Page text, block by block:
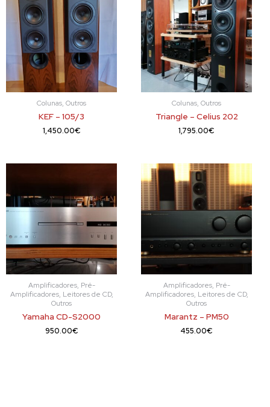
Colunas, Outros
KEF – 105/3
1,450.00€
Colunas, Outros
Triangle – Celius 202
1,795.00€
Amplificadores, Pré-
Amplificadores, Leitores de CD,
Outros
Yamaha CD-S2000
950.00€
Amplificadores, Pré-
Amplificadores, Leitores de CD,
Outros
Marantz – PM50
455.00€